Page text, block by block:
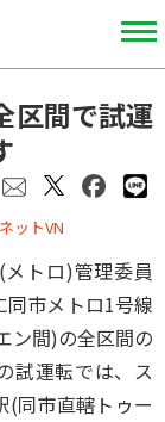
区間で試運
ットVN
トロ)管理委員
同市メトロ1号線
ン間)の全区間の
試運転では、ス
(同市直轄トゥー